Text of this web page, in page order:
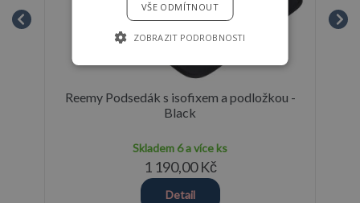
Reemy Podsedák s isofixem a podložkou -
Black
Skladem 6 a více ks
1 190,00 Kč
Detail
VŠE ODMÍTNOUT
ZOBRAZIT PODROBNOSTI